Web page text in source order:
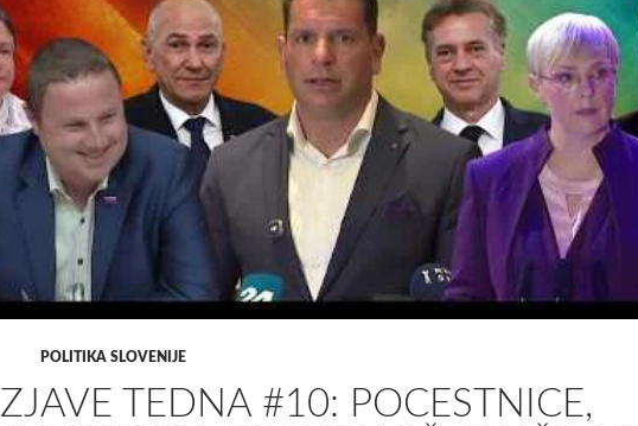
POLITIKA SLOVENIJE
IZJAVE TEDNA #10: POCESTNICE,